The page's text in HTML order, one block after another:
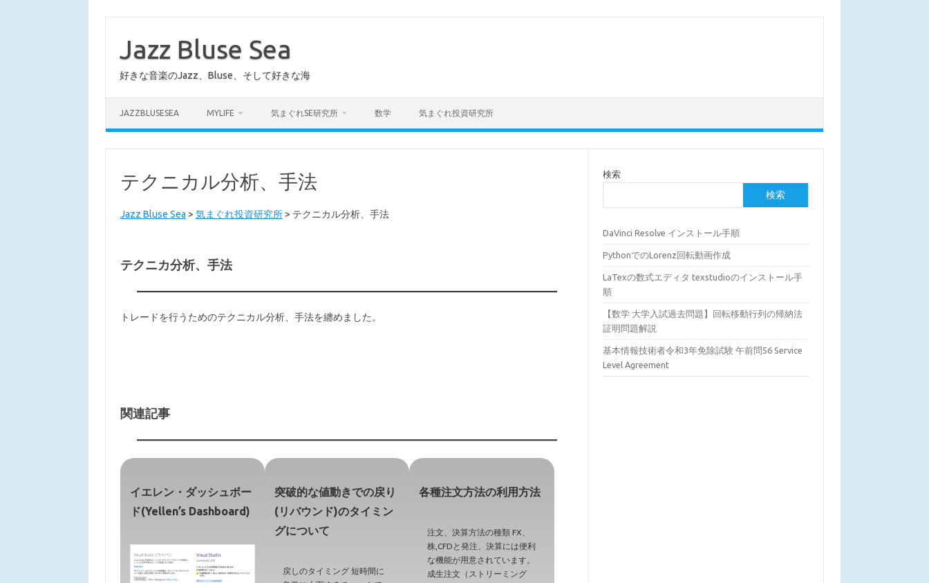
Jazz Bluse Sea
好きな音楽のJazz、Bluse、そして好きな海
JAZZBLUSESEA MYLIFE 気まぐれSE研究所 数学 気まぐれ投資研究所
テクニカル分析、手法
Jazz Bluse Sea > 気まぐれ投資研究所> テクニカル分析、手法
テクニカ分析、手法
トレードを行うためのテクニカル分析、手法を纏めました。
関連記事
イエレン・ダッシュボー
ド(Yellen’s Dashboard)
突破的な値動きでの戻り
(リバウンド)のタイミン
グについて
戻しのタイミング 短時間に
各種注文方法の利用方法
注文、決算方法の種類 FX、
株,CFDと発注、決算には便利
な機能が用意されています。
成生注文（ストリーミング
検索
検索
DaVinci Resolve インストール手順
PythonでのLorenz回転動画作成
LaTexの数式エディタ texstudioのインストール手
順
【数学 大学入試過去問題】回転移動行列の帰納法
証明問題解説
基本情報技術者令和3年免除試験 午前問56 Service
Level Agreement